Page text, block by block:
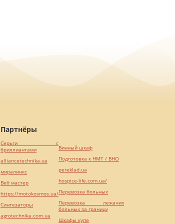
Партнёры
Серьги с
бриллиантами
alliancetechnika.ua
миралинкс
Веб мастер
https://motokosmos.ua/
Синтезаторы
agrotechnika.com.ua
Винный шкаф
Подготовка к НМТ / ВНО
pereklad.ua
hospice-life.com.ua/
Перевозка больных
Перевозка лежачих
больных за границу
Шкафы купе